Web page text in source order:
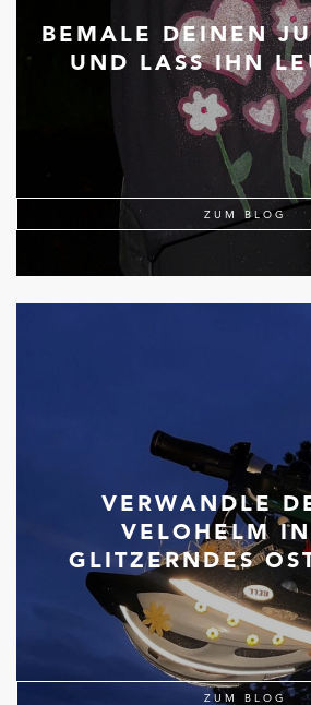
BEMALE DEINEN
UND LASS IHN
ZUM BLOG
VERWANDLE
VELOHELM
GLITZERNDES
ZUM BLOG